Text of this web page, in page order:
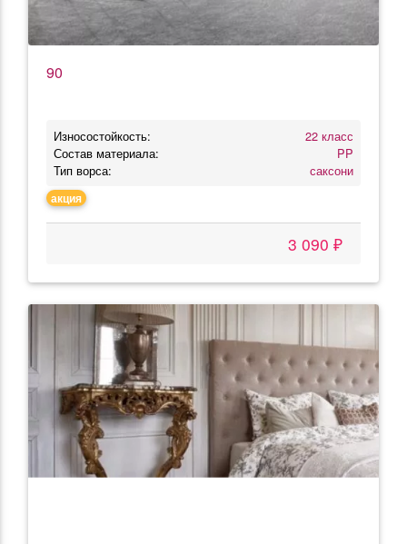
90
Износостойкость:
22 класс
Состав материала:
PP
Тип ворса:
саксони
акция
3 090 ₽